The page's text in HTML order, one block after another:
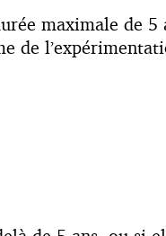
maximale de
de